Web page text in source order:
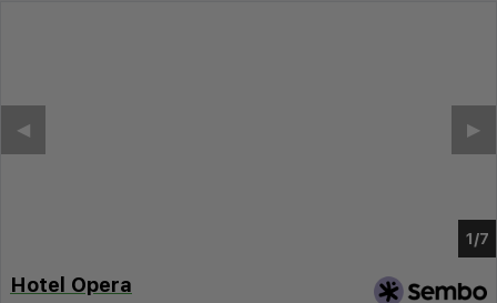
1/2
▶︎
◀︎
Hotel Opera